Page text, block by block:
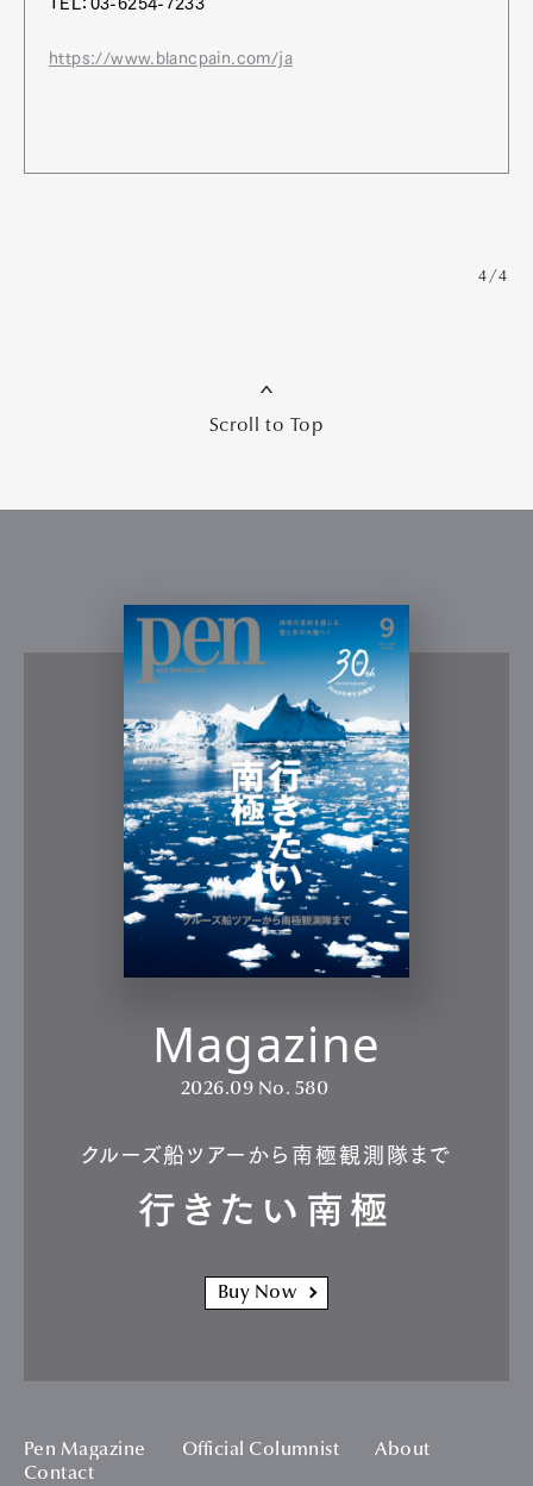
TEL：03-6254-7233
https://www.blancpain.com/ja
4/4
Scroll to Top
Magazine
2026.09 No. 580
クルーズ船ツアーから南極観測隊まで
行きたい南極
Buy Now
Pen Magazine Official Columnist
About
Contact